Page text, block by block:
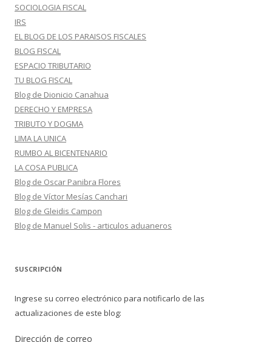
SOCIOLOGIA FISCAL
IRS
EL BLOG DE LOS PARAISOS FISCALES
BLOG FISCAL
ESPACIO TRIBUTARIO
TU BLOG FISCAL
Blog de Dionicio Canahua
DERECHO Y EMPRESA
TRIBUTO Y DOGMA
LIMA LA UNICA
RUMBO AL BICENTENARIO
LA COSA PUBLICA
Blog de Oscar Panibra Flores
Blog de Víctor Mesías Canchari
Blog de Gleidis Campon
Blog de Manuel Solis - articulos aduaneros
SUSCRIPCIÓN
Ingrese su correo electrónico para notificarlo de las
actualizaciones de este blog:
Dirección de correo